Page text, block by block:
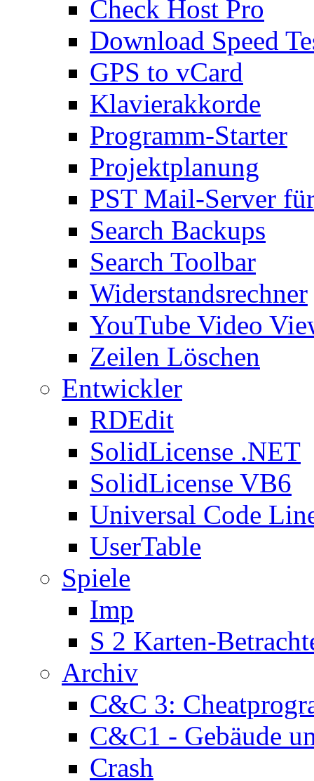
Check Host Pro
Download Speed
GPS to vCard
Klavierakkorde
Programm-Starter
Projektplanung
PST Mail-Server
Search Backups
Search Toolbar
Widerstandsrechner
YouTube Video
Zeilen Löschen
Entwickler
RDEdit
SolidLicense .NET
SolidLicense VB6
Universal Code
UserTable
Spiele
Imp
S 2 Karten-
Archiv
C&C 3:
C&C1 - Gebäude
Crash